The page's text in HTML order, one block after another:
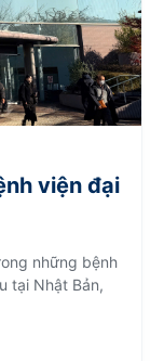
viện đại
những bệnh
tại Nhật Bản,